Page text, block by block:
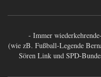
- Immer
(wie zB. Fußball-Legende
Sören Link und SPD-